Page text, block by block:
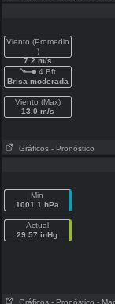
Viento (Promedio
)
7.2 m/s
4 Bft
Brisa moderada
Viento (Max)
13.0 m/s
Gráficos - Pronóstico
Min
1001.1 hPa
Actual
29.57 inHg
Gráficos - Pronóstico -